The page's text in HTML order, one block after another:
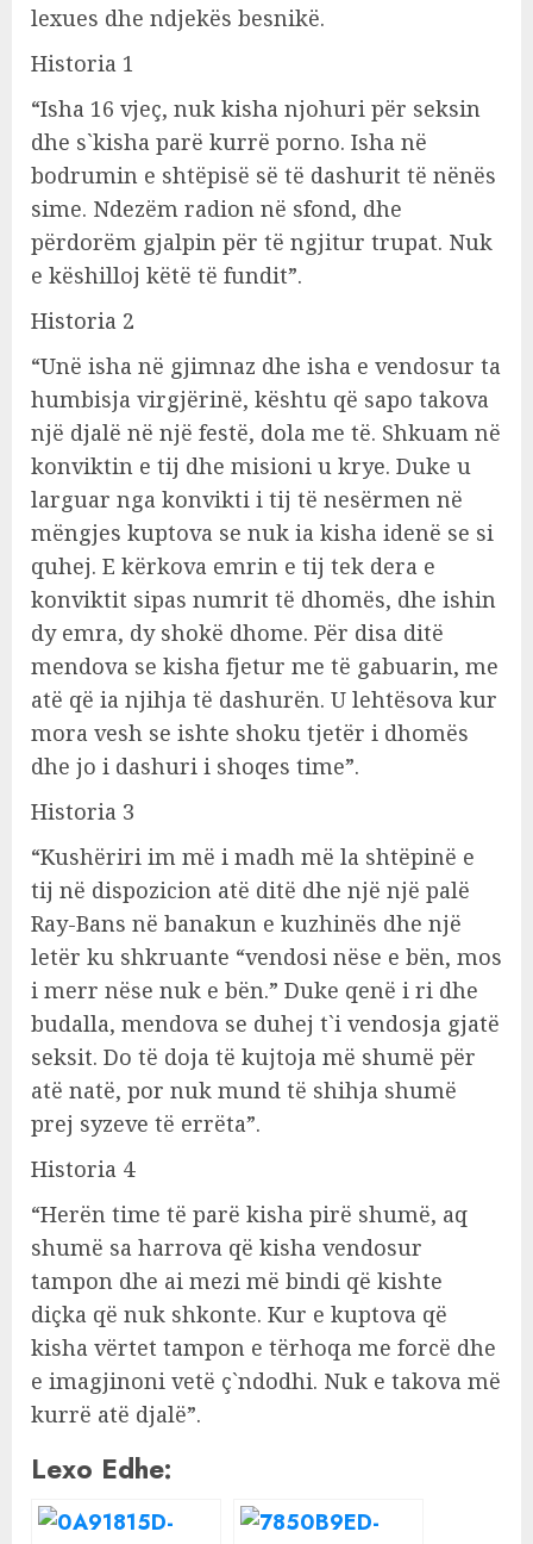
lexues dhe ndjekës besnikë.
Historia 1
“Isha 16 vjeç, nuk kisha njohuri për seksin
dhe s`kisha parë kurrë porno. Isha në
bodrumin e shtëpisë së të dashurit të nënës
sime. Ndezëm radion në sfond, dhe
përdorëm gjalpin për të ngjitur trupat. Nuk
e këshilloj këtë të fundit”.
Historia 2
“Unë isha në gjimnaz dhe isha e vendosur ta
humbisja virgjërinë, kështu që sapo takova
një djalë në një festë, dola me të. Shkuam në
konviktin e tij dhe misioni u krye. Duke u
larguar nga konvikti i tij të nesërmen në
mëngjes kuptova se nuk ia kisha idenë se si
quhej. E kërkova emrin e tij tek dera e
konviktit sipas numrit të dhomës, dhe ishin
dy emra, dy shokë dhome. Për disa ditë
mendova se kisha fjetur me të gabuarin, me
atë që ia njihja të dashurën. U lehtësova kur
mora vesh se ishte shoku tjetër i dhomës
dhe jo i dashuri i shoqes time”.
Historia 3
“Kushëriri im më i madh më la shtëpinë e
tij në dispozicion atë ditë dhe një një palë
Ray-Bans në banakun e kuzhinës dhe një
letër ku shkruante “vendosi nëse e bën, mos
i merr nëse nuk e bën.” Duke qenë i ri dhe
budalla, mendova se duhej t`i vendosja gjatë
seksit. Do të doja të kujtoja më shumë për
atë natë, por nuk mund të shihja shumë
prej syzeve të errëta”.
Historia 4
“Herën time të parë kisha pirë shumë, aq
shumë sa harrova që kisha vendosur
tampon dhe ai mezi më bindi që kishte
diçka që nuk shkonte. Kur e kuptova që
kisha vërtet tampon e tërhoqa me forcë dhe
e imagjinoni vetë ç`ndodhi. Nuk e takova më
kurrë atë djalë”.
Lexo Edhe: